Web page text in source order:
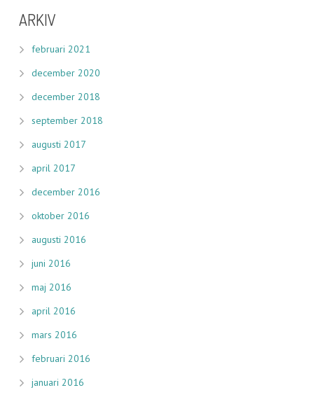
ARKIV
februari 2021
december 2020
december 2018
september 2018
augusti 2017
april 2017
december 2016
oktober 2016
augusti 2016
juni 2016
maj 2016
april 2016
mars 2016
februari 2016
januari 2016